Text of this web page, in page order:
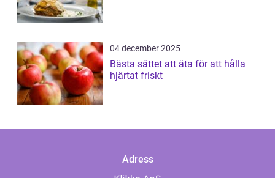
04 december 2025
Bästa sättet att äta för att hålla
hjärtat friskt
Adress